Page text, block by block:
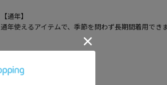
【通年】
通年使えるアイテムで、季節を問わず長期間着用でき